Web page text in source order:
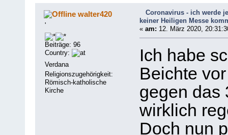
walter420
'
Beiträge: 96
Country:
Verdana
Religionszugehörigkeit:
Römisch-katholische
Kirche
Coronavirus - ich werde
keiner Heiligen Messe
« am: 12. März 2020,
Ich habe
Beichte
gegen das
wirklich
Doch nun